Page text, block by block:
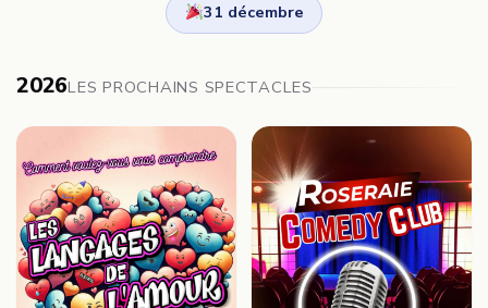
31 décembre
2026LES PROCHAINS SPECTACLES